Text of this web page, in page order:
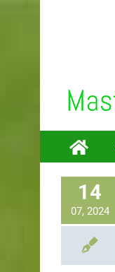
14
07, 2024